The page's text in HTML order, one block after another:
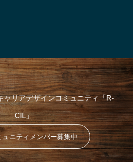
ャリアデザインコミュニティ「R-
CIL」
ュニティメンバー募集中